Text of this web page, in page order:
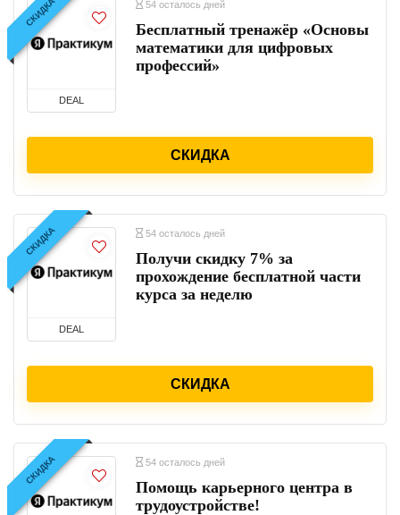
СКИДКА
DEAL
54 осталось дней
Бесплатный тренажёр «Основы
математики для цифровых
профессий»
СКИДКА
СКИДКА
DEAL
54 осталось дней
Получи скидку 7% за
прохождение бесплатной части
курса за неделю
СКИДКА
СКИДКА 54 осталось дней
Помощь карьерного центра в
трудоустройстве!